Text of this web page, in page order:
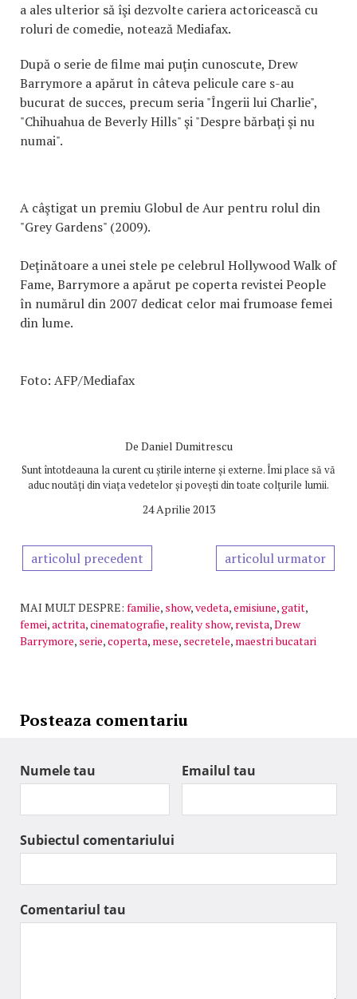
a ales ulterior să îşi dezvolte cariera actoricească cu
roluri de comedie, notează Mediafax.
După o serie de filme mai puţin cunoscute, Drew
Barrymore a apărut în câteva pelicule care s-au
bucurat de succes, precum seria "Îngerii lui Charlie",
"Chihuahua de Beverly Hills" şi "Despre bărbaţi şi nu
numai".
A câştigat un premiu Globul de Aur pentru rolul din
"Grey Gardens" (2009).
Deţinătoare a unei stele pe celebrul Hollywood Walk of
Fame, Barrymore a apărut pe coperta revistei People
în numărul din 2007 dedicat celor mai frumoase femei
din lume.
Foto: AFP/Mediafax
De Daniel Dumitrescu
Sunt întotdeauna la curent cu știrile interne și externe. Îmi place să vă
aduc noutăți din viața vedetelor și povești din toate colțurile lumii.
24 Aprilie 2013
articolul precedent articolul urmator
MAI MULT DESPRE: familie, show,vedeta,emisiune,gatit,
femei,actrita,cinematografie, reality show, revista,Drew
Barrymore, serie,coperta, mese, secretele, maestri bucatari
Posteaza comentariu
Numele tau Emailul tau
Subiectul comentariului
Comentariul tau